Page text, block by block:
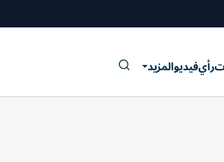
رأيفيديوالمزيد